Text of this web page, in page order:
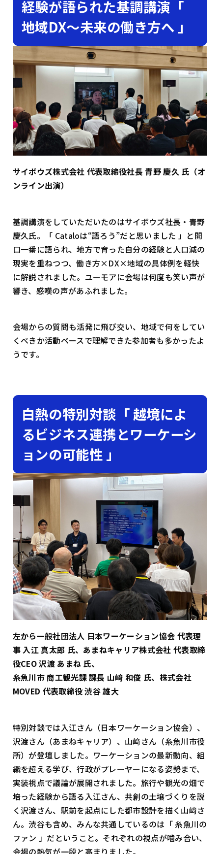
経験が語られた基調講演「
地域DX〜未来の働き方へ 」
サイボウズ株式会社 代表取締役社長 青野 慶久 氏（オ
ンライン出演）
基調講演をしていただいたのはサイボウズ社長・青野
慶久氏。「 Cataloは“語ろう”だと思いました 」と開
口一番に語られ、地方で育った自分の経験と人口減の
現実を重ねつつ、働き方×DX×地域の具体例を軽快
に解説されました。ユーモアに会場は何度も笑い声が
響き、感嘆の声があふれました。
会場からの質問も活発に飛び交い、地域で何をしてい
くべきか活動ベースで理解できた参加者も多かったよ
うです。
白熱の特別対談「 越境によ
るビジネス連携とワーケーシ
ョンの可能性 」
左から一般社団法人 日本ワーケーション協会 代表理
事 入江 真太郎 氏、あまねキャリア株式会社 代表取締
役CEO 沢渡 あまね 氏、
糸魚川市 商工観光課 課長 山﨑 和俊 氏、株式会社
MOVED 代表取締役 渋谷 雄大
特別対談では入江さん（日本ワーケーション協会）、
沢渡さん（あまねキャリア）、山﨑さん（糸魚川市役
所）が登壇しました。ワーケーションの最新動向、組
織を超える学び、行政がプレーヤーになる姿勢まで、
実装視点で議論が展開されました。旅行や観光の畑で
培った経験から語る入江さん、共創の土壌づくりを説
く沢渡さん、駅前を起点にした都市設計を描く山﨑さ
ん。渋谷も含め、みんな共通しているのは「 糸魚川の
ファン 」だということ。それぞれの視点が噛み合い、
会場の熱気が一段と高まりました。